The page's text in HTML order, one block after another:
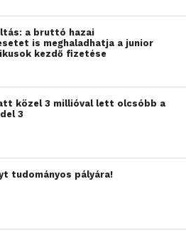
a bruttó hazai
is meghaladhatja a junior
kezdő fizetése
közel 3 millióval lett olcsóbb a
3
tudományos pályára!